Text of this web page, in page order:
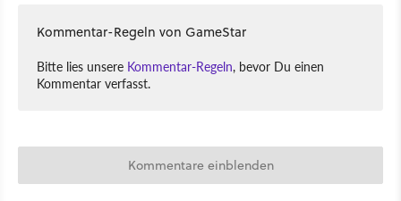
Kommentar-Regeln von GameStar
Bitte lies unsere Kommentar-Regeln, bevor Du einen
Kommentar verfasst.
Kommentare einblenden